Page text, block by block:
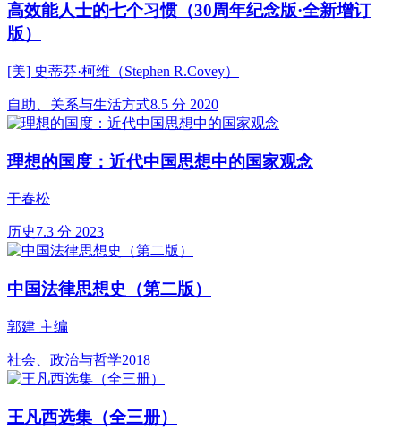
高效能人士的七个习惯（30周年纪念版·全新增订
版）
[美] 史蒂芬·柯维（Stephen R.Covey）
自助、关系与生活方式8.5 分 2020
理想的国度：近代中国思想中的国家观念
干春松
历史7.3 分 2023
中国法律思想史（第二版）
郭建 主编
社会、政治与哲学2018
王凡西选集（全三册）